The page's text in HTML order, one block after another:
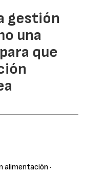
gestión
una
que
alimentación ·